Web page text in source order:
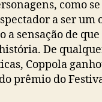
como
a ser um
a sensação de
De
Coppola
prêmio do